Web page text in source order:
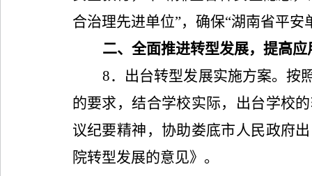
合治理先进单位”，确保“湖南省平安
二、全面推进转型发展，提高
8．出台转型发展实施方案。按
的要求，结合学校实际，出台学校
议纪要精神，协助娄底市人民政府
院转型发展的意见》。